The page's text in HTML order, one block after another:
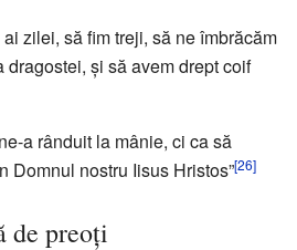
zilei, să fim treji, să ne îmbrăcăm
şi să avem drept coif
a rânduit la mânie, ci ca să
Domnul nostru Iisus Hristos”[26]
de preoţi